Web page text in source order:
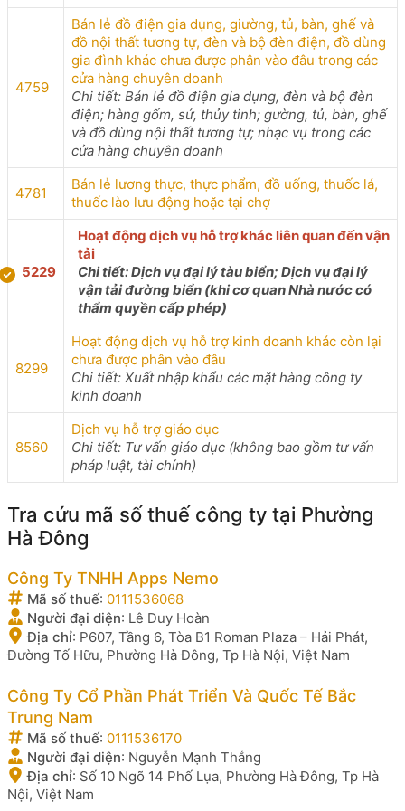
4759
Bán lẻ đồ điện gia dụng, giường, tủ, bàn, ghế và
đồ nội thất tương tự, đèn và bộ đèn điện, đồ dùng
gia đình khác chưa được phân vào đâu trong các
cửa hàng chuyên doanh
Chi tiết: Bán lẻ đồ điện gia dụng, đèn và bộ đèn
điện; hàng gốm, sứ, thủy tinh; gường, tủ, bàn, ghế
và đồ dùng nội thất tương tự; nhạc vụ trong các
cửa hàng chuyên doanh
4781
Bán lẻ lương thực, thực phẩm, đồ uống, thuốc lá,
thuốc lào lưu động hoặc tại chợ
5229
Hoạt động dịch vụ hỗ trợ khác liên quan đến vận
tải
Chi tiết: Dịch vụ đại lý tàu biển; Dịch vụ đại lý
vận tải đường biển (khi cơ quan Nhà nước có
thẩm quyền cấp phép)
8299
Hoạt động dịch vụ hỗ trợ kinh doanh khác còn lại
chưa được phân vào đâu
Chi tiết: Xuất nhập khẩu các mặt hàng công ty
kinh doanh
8560
Dịch vụ hỗ trợ giáo dục
Chi tiết: Tư vấn giáo dục (không bao gồm tư vấn
pháp luật, tài chính)
Tra cứu mã số thuế công ty tại Phường
Hà Đông
Công Ty TNHH Apps Nemo
Mã số thuế: 0111536068
Người đại diện: Lê Duy Hoàn
Địa chỉ: P607, Tầng 6, Tòa B1 Roman Plaza – Hải Phát,
Đường Tố Hữu, Phường Hà Đông, Tp Hà Nội, Việt Nam
Công Ty Cổ Phần Phát Triển Và Quốc Tế Bắc
Trung Nam
Mã số thuế: 0111536170
Người đại diện: Nguyễn Mạnh Thắng
Địa chỉ: Số 10 Ngõ 14 Phố Lụa, Phường Hà Đông, Tp Hà
Nội, Việt Nam